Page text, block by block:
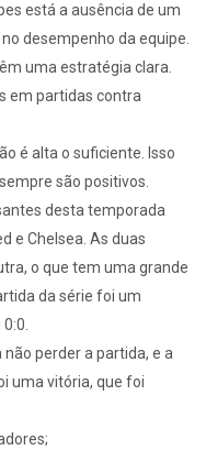
está a ausência de um
desempenho da equipe.
uma estratégia clara.
em partidas contra
é alta o suficiente. Isso
são positivos.
desta temporada
e Chelsea. As duas
o que tem uma grande
da série foi um
perder a partida, e a
uma vitória, que foi